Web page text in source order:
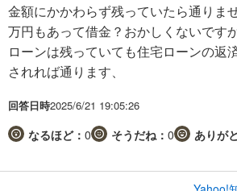
金額にかかわらず残っていたら通りま
万円もあって借金？おかしくないです
ローンは残っていても住宅ローンの返
されれば通ります、
回答日時2025/6/21 19:05:26
なるほど： 0 そうだね： 0 ありが